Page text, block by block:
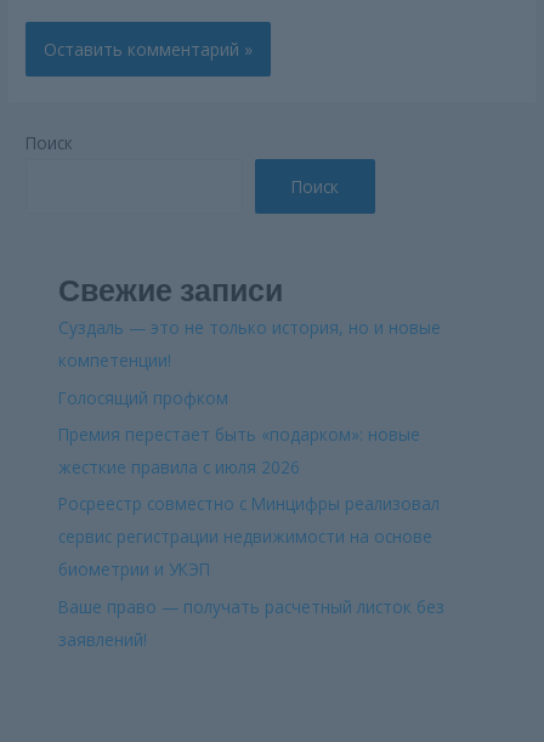
Поиск
Поиск
Свежие записи
Суздаль — это не только история, но и новые
компетенции!
Голосящий профком
Премия перестает быть «подарком»: новые
жесткие правила с июля 2026
Росреестр совместно с Минцифры реализовал
сервис регистрации недвижимости на основе
биометрии и УКЭП
Ваше право — получать расчетный листок без
заявлений!